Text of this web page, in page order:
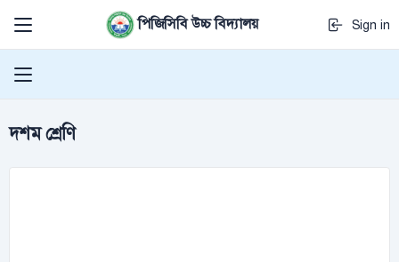
পিজিসিবি উচ্চ বিদ্যালয় Sign in
দশম শ্রেণি